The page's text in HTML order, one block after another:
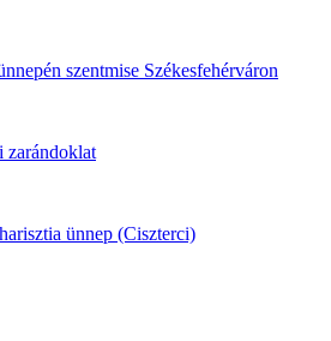
szentmise Székesfehérváron
zarándoklat
ünnep (Ciszterci)